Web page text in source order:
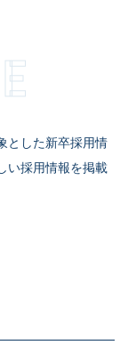
とした新卒採用情
い採用情報を掲載